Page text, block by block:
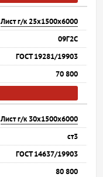
Лист г/к 25х1500х6000
09Г2С
ГОСТ 19281/19903
70 800
Лист г/к 30х1500х6000
ст3
ГОСТ 14637/19903
80 800